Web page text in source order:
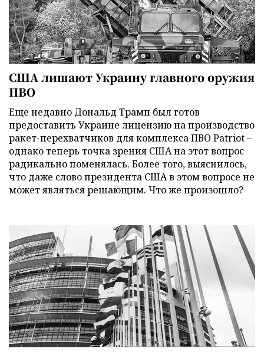
США лишают Украину главного оружия
ПВО
Еще недавно Дональд Трамп был готов
предоставить Украине лицензию на производство
ракет-перехватчиков для комплекса ПВО Patriot –
однако теперь точка зрения США на этот вопрос
радикально поменялась. Более того, выяснилось,
что даже слово президента США в этом вопросе не
может являться решающим. Что же произошло?